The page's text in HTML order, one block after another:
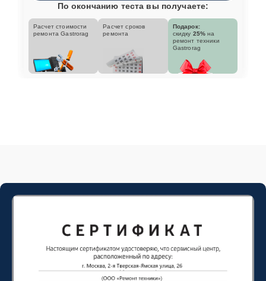
По окончанию теста вы получаете:
Расчет стоимости
ремонта Gastrorag
Расчет сроков
ремонта
Подарок:
скидку 25% на
ремонт техники
Gastrorag